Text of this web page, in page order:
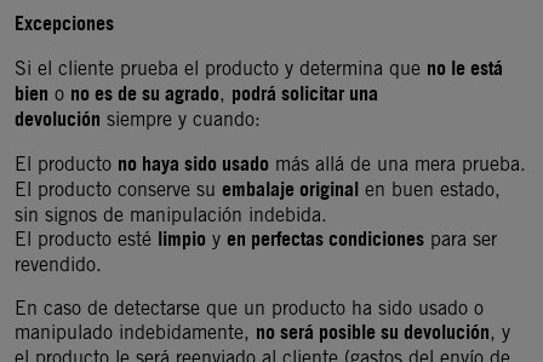
Excepciones
Si el cliente prueba el producto y determina que no le está
bien o no es de su agrado, podrá solicitar una
devolución siempre y cuando:
El producto no haya sido usado más allá de una mera prueba.
El producto conserve su embalaje original en buen estado,
sin signos de manipulación indebida.
El producto esté limpio y en perfectas condiciones para ser
revendido.
En caso de detectarse que un producto ha sido usado o
manipulado indebidamente, no será posible su devolución, y